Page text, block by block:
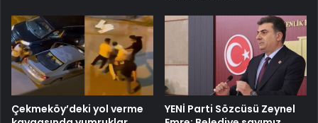
Çekmeköy’deki yol verme
YENİ Parti Sözcüsü Zeynel